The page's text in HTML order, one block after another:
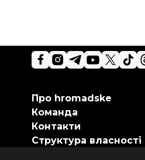
Про hromadske
Команда
Контакти
Структура власності